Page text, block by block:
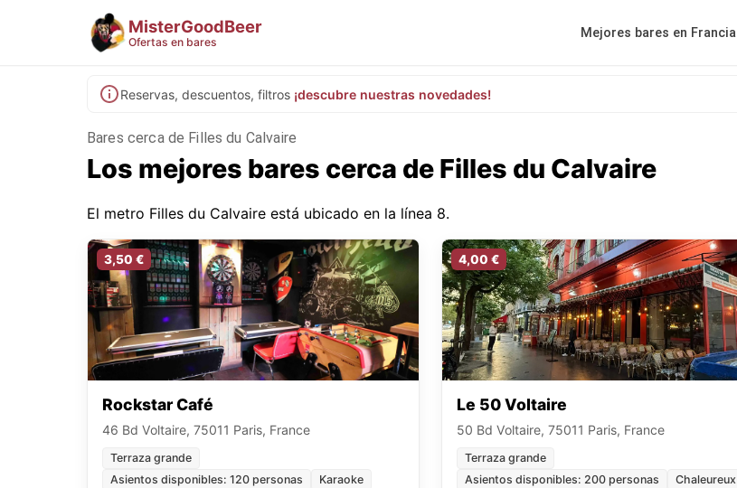
MisterGoodBeer
Ofertas en bares
Mejores bares en Francia
Reservas, descuentos, filtros ¡descubre nuestras novedades!
Bares cerca de Filles du Calvaire
Los mejores bares cerca de Filles du Calvaire
El metro Filles du Calvaire está ubicado en la línea 8.
3,50 €
Rockstar Café
46 Bd Voltaire, 75011 Paris, France
Terraza grande
Asientos disponibles: 120 personas
Karaoke
4,00 €
Le 50 Voltaire
50 Bd Voltaire, 75011 Paris, France
Terraza grande
Asientos disponibles: 200 personas
Chaleureux